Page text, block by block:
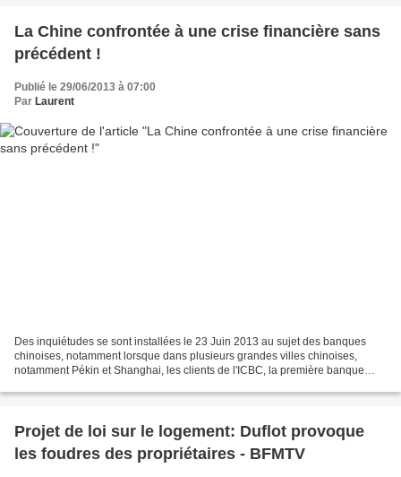
La Chine confrontée à une crise financière sans
précédent !
Publié le 29/06/2013 à 07:00
Par Laurent
Des inquiétudes se sont installées le 23 Juin 2013 au sujet des banques
chinoises, notamment lorsque dans plusieurs grandes villes chinoises,
notamment Pékin et Shanghai, les clients de l'ICBC, la première banque
Projet de loi sur le logement: Duflot provoque
les foudres des propriétaires - BFMTV